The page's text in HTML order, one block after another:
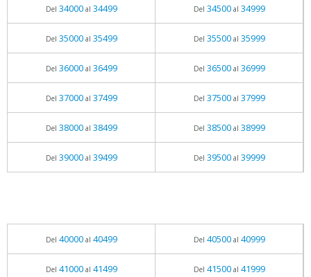
Del 34000al 34499 Del 34500al 34999
Del 35000al 35499 Del 35500al 35999
Del 36000al 36499 Del 36500al 36999
Del 37000al 37499 Del 37500al 37999
Del 38000al 38499 Del 38500al 38999
Del 39000al 39499 Del 39500al 39999
Del 40000al 40499 Del 40500al 40999
Del 41000al 41499 Del 41500al 41999